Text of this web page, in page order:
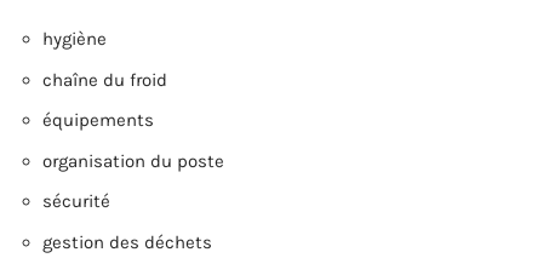
hygiène
chaîne du froid
équipements
organisation du poste
sécurité
gestion des déchets